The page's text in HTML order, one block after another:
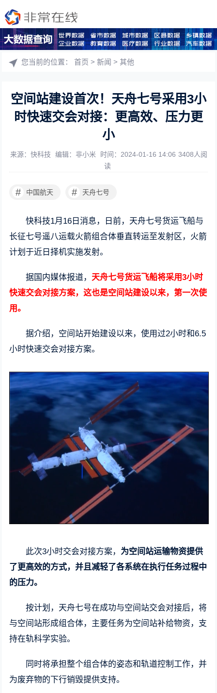
您当前的位置：首页 >新闻 >其他
空间站建设首次！天舟七号采用3小
时快速交会对接：更高效、压力更
小
来源：快科技 编辑：非小米 时间：2024-01-16 14:06 3408人阅
读
# 中国航天 # 天舟七号
快科技1月16日消息，日前，天舟七号货运飞船与
长征七号遥八运载火箭组合体垂直转运至发射区，火箭
计划于近日择机实施发射。
据国内媒体报道， 天舟七号货运飞船将采用3小时
快速交会对接方案，这也是空间站建设以来，第一次使
用。
据介绍，空间站开始建设以来，使用过2小时和6.5
小时快速交会对接方案。
此次3小时交会对接方案， 为空间站运输物资提供
了更高效的方式，并且减轻了各系统在执行任务过程中
的压力。
按计划，天舟七号在成功与空间站交会对接后，将
与空间站形成组合体，主要任务为空间站补给物资，支
持在轨科学实验。
同时将承担整个组合体的姿态和轨道控制工作，并
为废弃物的下行销毁提供支持。